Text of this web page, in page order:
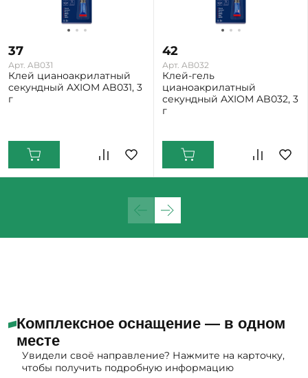
37
Арт. AB031
Клей цианоакрилатный
секундный AXIOM AB031, 3
г
42
Арт. AB032
Клей-гель
цианоакрилатный
секундный AXIOM AB032, 3
г
Комплексное оснащение — в одном
месте
Увидели своё направление? Нажмите на карточку,
чтобы получить подробную информацию